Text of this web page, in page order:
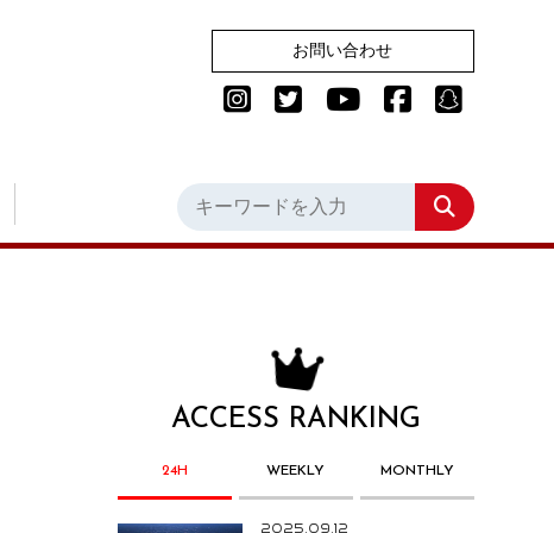
お問い合わせ
ACCESS RANKING
24H WEEKLY MONTHLY
2025.09.12